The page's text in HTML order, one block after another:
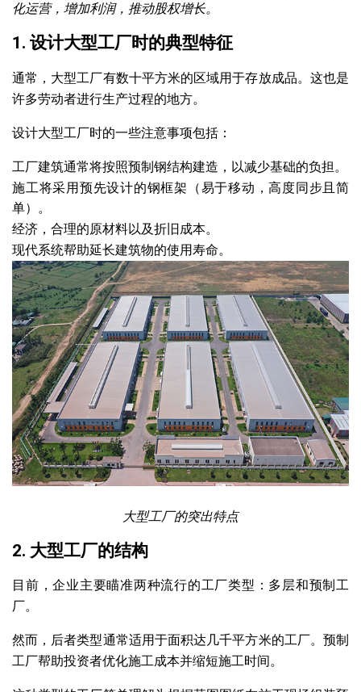
化运营，增加利润，推动股权增长。
1. 设计大型工厂时的典型特征
通常，大型工厂有数十平方米的区域用于存放成品。这也是
许多劳动者进行生产过程的地方。
设计大型工厂时的一些注意事项包括：
工厂建筑通常将按照预制钢结构建造，以减少基础的负担。
施工将采用预先设计的钢框架（易于移动，高度同步且简
单）。
经济，合理的原材料以及折旧成本。
现代系统帮助延长建筑物的使用寿命。
大型工厂的突出特点
2. 大型工厂的结构
目前，企业主要瞄准两种流行的工厂类型：多层和预制工
厂。
然而，后者类型通常适用于面积达几千平方米的工厂。预制
工厂帮助投资者优化施工成本并缩短施工时间。